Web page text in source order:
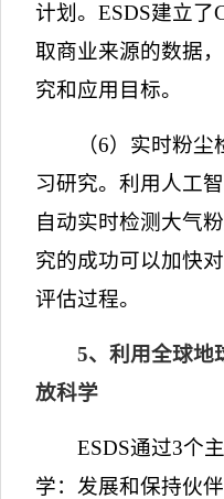
计划。ESDS建立了
取商业来源的数据
究和应用目标。
（6）实时粉尘
习研究。利用人工
自动实时检测大气
究的成功可以加快
评估过程。
5、利用全球地
放科学
ESDS通过3个
学：发展和保持伙